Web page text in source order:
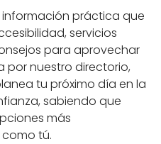
práctica que
servicios
para aprovechar
por nuestro directorio,
tu próximo día en la
sabiendo que
más
tú.